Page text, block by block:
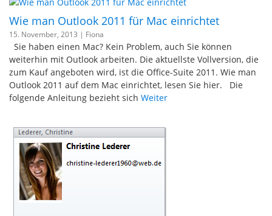
Wie man Outlook 2011 für Mac einrichtet
15. November, 2013 | Fiona
Sie haben einen Mac? Kein Problem, auch Sie können
weiterhin mit Outlook arbeiten. Die aktuellste Vollversion, die
zum Kauf angeboten wird, ist die Office-Suite 2011. Wie man
Outlook 2011 auf dem Mac einrichtet, lesen Sie hier. Die
folgende Anleitung bezieht sich Weiter